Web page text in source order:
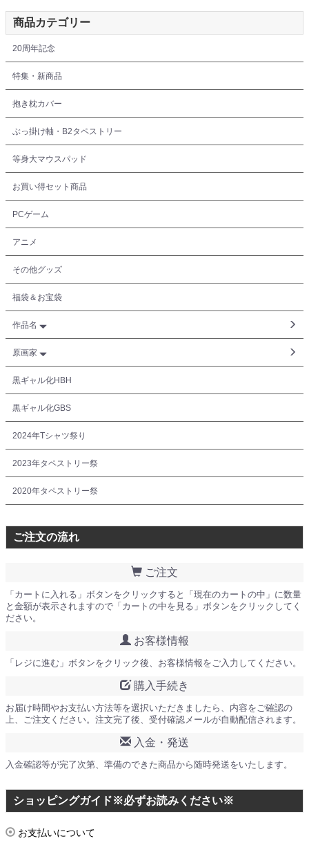
商品カテゴリー
20周年記念
特集・新商品
抱き枕カバー
ぶっ掛け軸・B2タペストリー
等身大マウスパッド
お買い得セット商品
PCゲーム
アニメ
その他グッズ
福袋＆お宝袋
作品名
原画家
黒ギャル化HBH
黒ギャル化GBS
2024年Tシャツ祭り
2023年タペストリー祭
2020年タペストリー祭
ご注文の流れ
ご注文
「カートに入れる」ボタンをクリックすると「現在のカートの中」に数量
と金額が表示されますので「カートの中を見る」ボタンをクリックしてく
ださい。
お客様情報
「レジに進む」ボタンをクリック後、お客様情報をご入力してください。
購入手続き
お届け時間やお支払い方法等を選択いただきましたら、内容をご確認の
上、ご注文ください。注文完了後、受付確認メールが自動配信されます。
入金・発送
入金確認等が完了次第、準備のできた商品から随時発送をいたします。
ショッピングガイド※必ずお読みください※
お支払いについて